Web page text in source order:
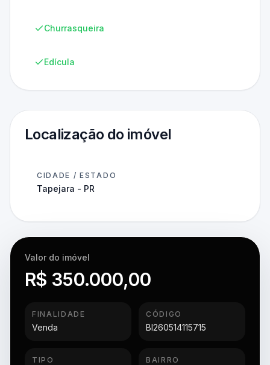
Churrasqueira
Edícula
Localização do imóvel
CIDADE / ESTADO
Tapejara - PR
Valor do imóvel
R$ 350.000,00
FINALIDADE
Venda
CÓDIGO
BI260514115715
TIPO BAIRRO